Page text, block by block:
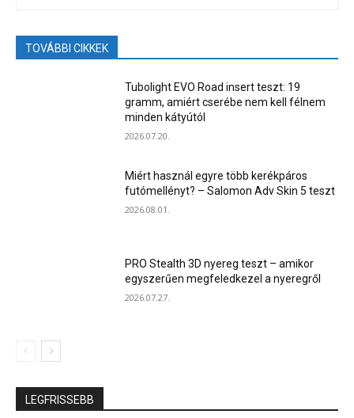
TOVÁBBI CIKKEK
Tubolight EVO Road insert teszt: 19
gramm, amiért cserébe nem kell félnem
minden kátyútól
2026.07.20.
Miért használ egyre több kerékpáros
futómellényt? – Salomon Adv Skin 5 teszt
2026.08.01.
PRO Stealth 3D nyereg teszt – amikor
egyszerűen megfeledkezel a nyeregről
2026.07.27.
LEGFRISSEBB